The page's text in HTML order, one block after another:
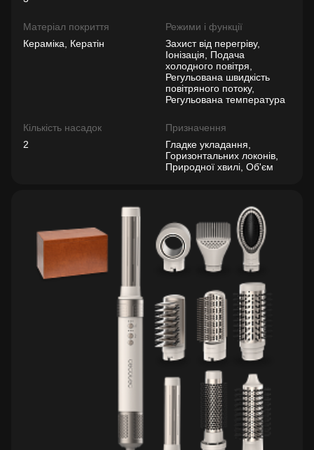
Матеріал покриття
Кераміка, Кератін
Режими і функції
Захист від перегріву,
Іонізація, Подача
холодного повітря,
Регульована швидкість
повітряного потоку,
Регульована температура
Кількість насадок
2
Призначення
Гладке укладання,
Горизонтальних локонів,
Природної хвилі, Об'єм